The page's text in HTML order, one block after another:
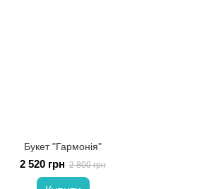
Букет "Гармонія"
2 520 грн 2 800 грн